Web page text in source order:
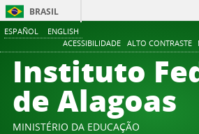
ESPAÑOL ENGLISH
ACESSIBILIDADE ALTO CONTRASTE
BRASIL
Instituto
de Alagoas
MINISTÉRIO DA EDUCAÇÃO